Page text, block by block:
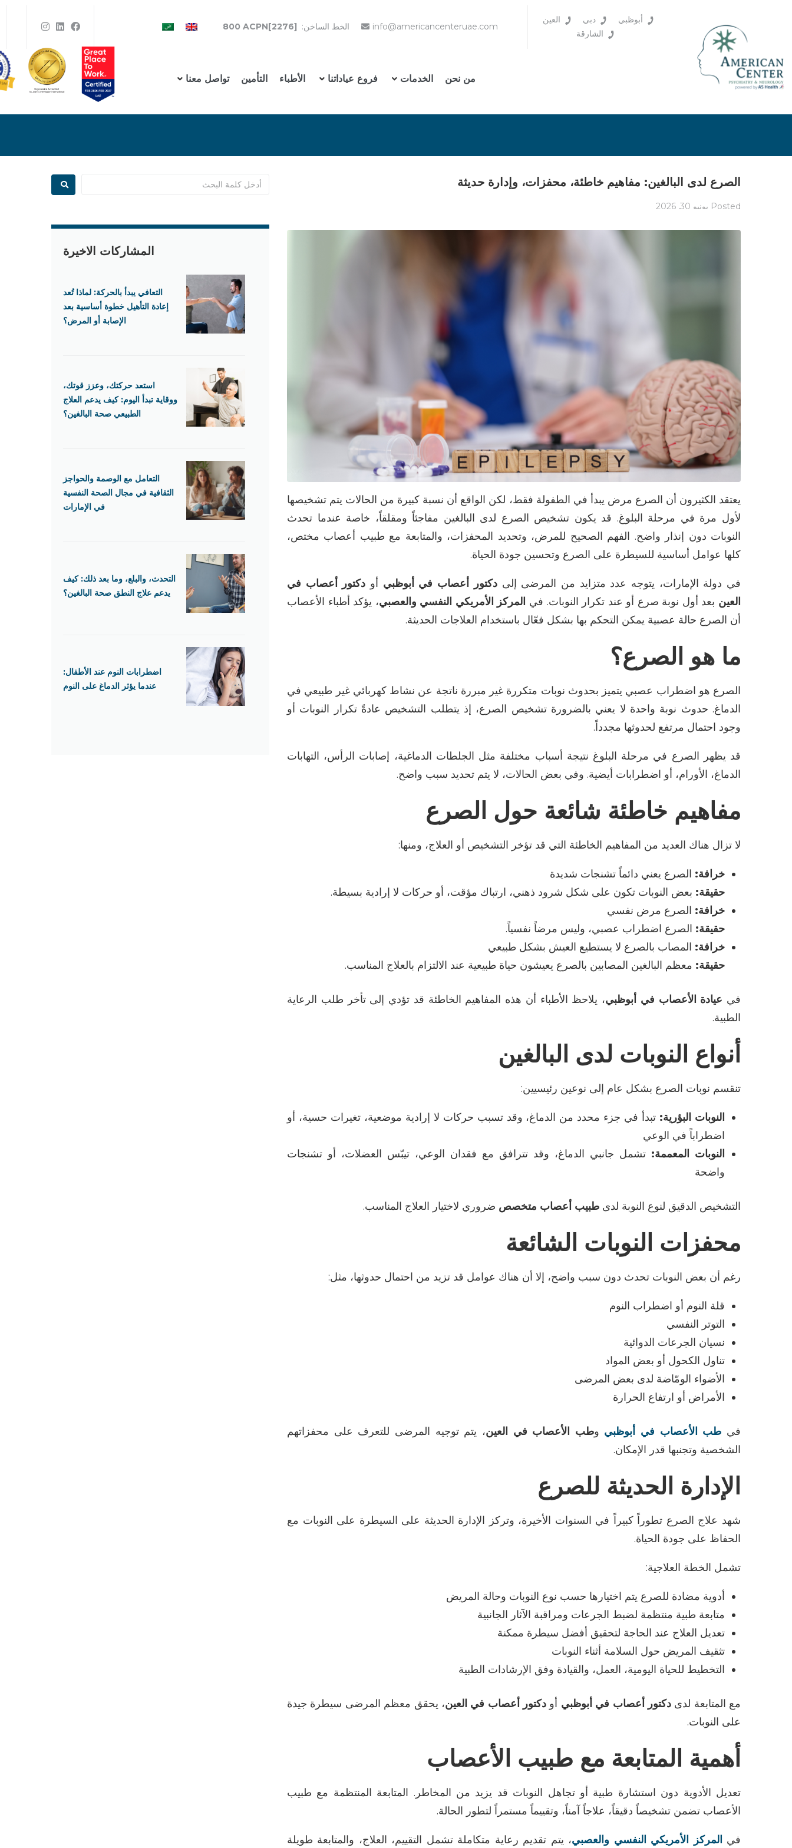
أبوظبي دبي
العين
الشارقة
info@americancenteruae.com الخط الساخن:800 ACPN[2276]
من نحن الخدمات فروع عياداتنا الأطباء التأمين تواصل معنا
الصرع لدى البالغين: مفاهيم خاطئة، محفزات، وإدارة حديثة
Posted يونيو 30, 2026
يعتقد الكثيرون أن الصرع مرض يبدأ في الطفولة فقط، لكن الواقع أن نسبة كبيرة من الحالات يتم تشخيصها
لأول مرة في مرحلة البلوغ. قد يكون تشخيص الصرع لدى البالغين مفاجئاً ومقلقاً، خاصة عندما تحدث
النوبات دون إنذار واضح. الفهم الصحيح للمرض، وتحديد المحفزات، والمتابعة مع طبيب أعصاب مختص،
كلها عوامل أساسية للسيطرة على الصرع وتحسين جودة الحياة.
في دولة الإمارات، يتوجه عدد متزايد من المرضى إلىدكتور أعصاب في أبوظبي أو دكتور أعصاب في
العين بعد أول نوبة صرع أو عند تكرار النوبات. في المركز الأمريكي النفسي والعصبي، يؤكد أطباء الأعصاب
أن الصرع حالة عصبية يمكن التحكم بها بشكل فعّال باستخدام العلاجات الحديثة.
ما هو الصرع؟
الصرع هو اضطراب عصبي يتميز بحدوث نوبات متكررة غير مبررة ناتجة عن نشاط كهربائي غير طبيعي في
الدماغ. حدوث نوبة واحدة لا يعني بالضرورة تشخيص الصرع، إذ يتطلب التشخيص عادةً تكرار النوبات أو
وجود احتمال مرتفع لحدوثها مجدداً.
قد يظهر الصرع في مرحلة البلوغ نتيجة أسباب مختلفة مثل الجلطات الدماغية، إصابات الرأس، التهابات
الدماغ، الأورام، أو اضطرابات أيضية. وفي بعض الحالات، لا يتم تحديد سبب واضح.
مفاهيم خاطئة شائعة حول الصرع
لا تزال هناك العديد من المفاهيم الخاطئة التي قد تؤخر التشخيص أو العلاج، ومنها:
خرافة: الصرع يعني دائماً تشنجات شديدة
حقيقة: بعض النوبات تكون على شكل شرود ذهني، ارتباك مؤقت، أو حركات لا إرادية بسيطة.
خرافة: الصرع مرض نفسي
حقيقة: الصرع اضطراب عصبي، وليس مرضاً نفسياً.
خرافة: المصاب بالصرع لا يستطيع العيش بشكل طبيعي
حقيقة: معظم البالغين المصابين بالصرع يعيشون حياة طبيعية عند الالتزام بالعلاج المناسب.
في عيادة الأعصاب في أبوظبي، يلاحظ الأطباء أن هذه المفاهيم الخاطئة قد تؤدي إلى تأخر طلب الرعاية
الطبية.
أنواع النوبات لدى البالغين
تنقسم نوبات الصرع بشكل عام إلى نوعين رئيسيين:
النوبات البؤرية: تبدأ في جزء محدد من الدماغ، وقد تسبب حركات لا إرادية موضعية، تغيرات حسية، أو
اضطراباً في الوعي
النوبات المعممة: تشمل جانبي الدماغ، وقد تترافق مع فقدان الوعي، تيبّس العضلات، أو تشنجات
واضحة
التشخيص الدقيق لنوع النوبة لدى طبيب أعصاب متخصص ضروري لاختيار العلاج المناسب.
محفزات النوبات الشائعة
رغم أن بعض النوبات تحدث دون سبب واضح، إلا أن هناك عوامل قد تزيد من احتمال حدوثها، مثل:
قلة النوم أو اضطراب النوم
التوتر النفسي
نسيان الجرعات الدوائية
تناول الكحول أو بعض المواد
الأضواء الومّاضة لدى بعض المرضى
الأمراض أو ارتفاع الحرارة
في طب الأعصاب في أبوظبي وطب الأعصاب في العين، يتم توجيه المرضى للتعرف على محفزاتهم
الشخصية وتجنبها قدر الإمكان.
الإدارة الحديثة للصرع
شهد علاج الصرع تطوراً كبيراً في السنوات الأخيرة، وتركز الإدارة الحديثة على السيطرة على النوبات مع
الحفاظ على جودة الحياة.
تشمل الخطة العلاجية:
أدوية مضادة للصرع يتم اختيارها حسب نوع النوبات وحالة المريض
متابعة طبية منتظمة لضبط الجرعات ومراقبة الآثار الجانبية
تعديل العلاج عند الحاجة لتحقيق أفضل سيطرة ممكنة
تثقيف المريض حول السلامة أثناء النوبات
التخطيط للحياة اليومية، العمل، والقيادة وفق الإرشادات الطبية
مع المتابعة لدىدكتور أعصاب في أبوظبي أو دكتور أعصاب في العين، يحقق معظم المرضى سيطرة جيدة
على النوبات.
أهمية المتابعة مع طبيب الأعصاب
تعديل الأدوية دون استشارة طبية أو تجاهل النوبات قد يزيد من المخاطر. المتابعة المنتظمة مع طبيب
الأعصاب تضمن تشخيصاً دقيقاً، علاجاً آمناً، وتقييماً مستمراً لتطور الحالة.
في المركز الأمريكي النفسي والعصبي، يتم تقديم رعاية متكاملة تشمل التقييم، العلاج، والمتابعة طويلة
المشاركات الاخيرة
التعافي يبدأ بالحركة: لماذا تُعد
إعادة التأهيل خطوة أساسية بعد
الإصابة أو المرض؟
استعد حركتك، وعزز قوتك،
ووقاية تبدأ اليوم: كيف يدعم العلاج
الطبيعي صحة البالغين؟
التعامل مع الوصمة والحواجز
الثقافية في مجال الصحة النفسية
في الإمارات
التحدث، والبلع، وما بعد ذلك: كيف
يدعم علاج النطق صحة البالغين؟
اضطرابات النوم عند الأطفال:
عندما يؤثر الدماغ على النوم